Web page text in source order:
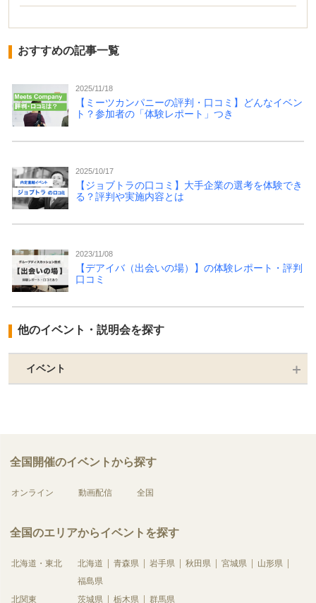
おすすめの記事一覧
2025/11/18
【ミーツカンパニーの評判・口コミ】どんなイベン
ト？参加者の「体験レポート」つき
2025/10/17
【ジョブトラの口コミ】大手企業の選考を体験でき
る？評判や実施内容とは
2023/11/08
【デアイバ（出会いの場）】の体験レポート・評判
口コミ
他のイベント・説明会を探す
イベント
全国開催のイベントから探す
オンライン 動画配信 全国
全国のエリアからイベントを探す
北海道・東北 北海道 青森県 岩手県 秋田県 宮城県
山形県
福島県
北関東
茨城県 栃木県 群馬県